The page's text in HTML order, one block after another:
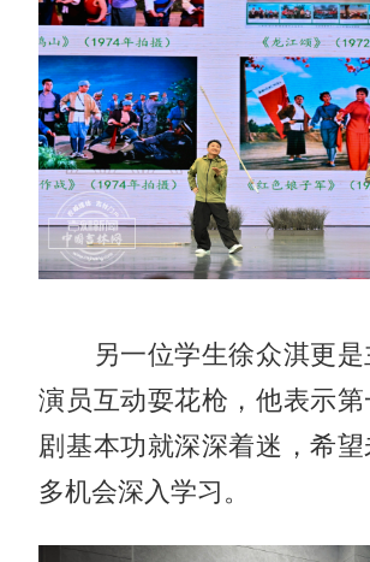
另一位学生徐众淇更是
演员互动耍花枪，他表示
剧基本功就深深着迷，希
多机会深入学习。